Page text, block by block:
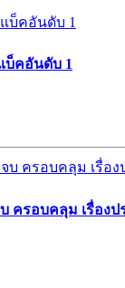
บ็คอันดับ 1
ครอบคลุม เรื่อง